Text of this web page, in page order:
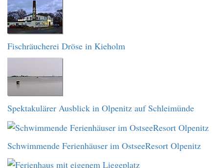
Fischräucherei Dröse in Kieholm
Spektakulärer Ausblick in Olpenitz auf Schleimünde
Schwimmende Ferienhäuser im OstseeResort Olpenitz